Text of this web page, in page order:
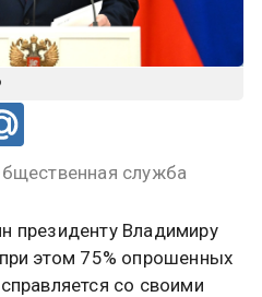
служба
президенту Владимиру
этом 75% опрошенных
со своими